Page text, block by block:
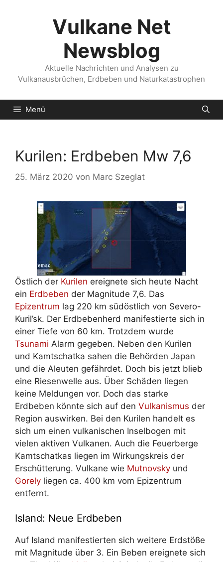
Vulkane Net
Newsblog
Aktuelle Nachrichten und Analysen zu
Vulkanausbrüchen, Erdbeben und Naturkatastrophen
Menü
Kurilen: Erdbeben Mw 7,6
25. März 2020 von Marc Szeglat
Östlich der Kurilen ereignete sich heute Nacht
ein Erdbeben der Magnitude 7,6. Das
Epizentrum lag 220 km südöstlich von Severo-
Kuril’sk. Der Erdbebenherd manifestierte sich in
einer Tiefe von 60 km. Trotzdem wurde
Tsunami Alarm gegeben. Neben den Kurilen
und Kamtschatka sahen die Behörden Japan
und die Aleuten gefährdet. Doch bis jetzt blieb
eine Riesenwelle aus. Über Schäden liegen
keine Meldungen vor. Doch das starke
Erdbeben könnte sich auf den Vulkanismus der
Region auswirken. Bei den Kurilen handelt es
sich um einen vulkanischen Inselbogen mit
vielen aktiven Vulkanen. Auch die Feuerberge
Kamtschatkas liegen im Wirkungskreis der
Erschütterung. Vulkane wie Mutnovsky und
Gorely liegen ca. 400 km vom Epizentrum
entfernt.
Island: Neue Erdbeben
Auf Island manifestierten sich weitere Erdstöße
mit Magnitude über 3. Ein Beben ereignete sich